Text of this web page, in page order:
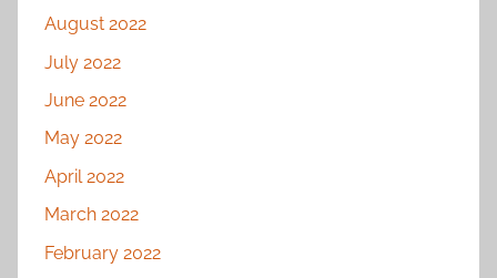
August 2022
July 2022
June 2022
May 2022
April 2022
March 2022
February 2022